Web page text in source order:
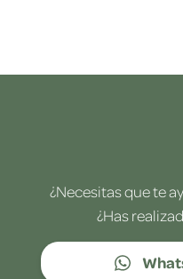
¿Necesitas que te
¿Has